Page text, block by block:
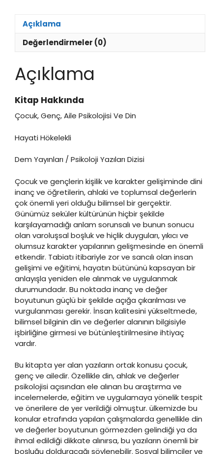
Açıklama
Değerlendirmeler (0)
Açıklama
Kitap Hakkında
Çocuk, Genç, Aile Psikolojisi Ve Din
Hayati Hökelekli
Dem Yayınları / Psikoloji Yazıları Dizisi
Çocuk ve gençlerin kişilik ve karakter gelişiminde dini
inanç ve öğretilerin, ahlaki ve toplumsal değerlerin
çok önemli yeri olduğu bilimsel bir gerçektir.
Günümüz seküler kültürünün hiçbir şekilde
karşılayamadığı anlam sorunsalı ve bunun sonucu
olan varoluşsal boşluk ve hiçlik duyguları, yıkıcı ve
olumsuz karakter yapılarının gelişmesinde en önemli
etkendir. Tabiatı itibariyle zor ve sancılı olan insan
gelişimi ve eğitimi, hayatın bütününü kapsayan bir
anlayışla yeniden ele alınmak ve uygulanmak
durumundadır. Bu noktada inanç ve değer
boyutunun güçlü bir şekilde açığa çıkarılması ve
vurgulanması gerekir. İnsan kalitesini yükseltmede,
bilimsel bilginin din ve değerler alanının bilgisiyle
işbirliğine girmesi ve bütünleştirilmesine ihtiyaç
vardır.
Bu kitapta yer alan yazıların ortak konusu çocuk,
genç ve ailedir. Özellikle din, ahlak ve değerler
psikolojisi açısından ele alınan bu araştırma ve
incelemelerde, eğitim ve uygulamaya yönelik tespit
ve önerilere de yer verildiği olmuştur. ülkemizde bu
konular etrafında yapılan çalışmalarda genellikle din
ve değerler boyutunun görmezden gelindiği ya da
ihmal edildiği dikkate alınırsa, bu yazıların önemli bir
boşluğu dolduracağı söylenebilir. Sosyal bilimciler ve